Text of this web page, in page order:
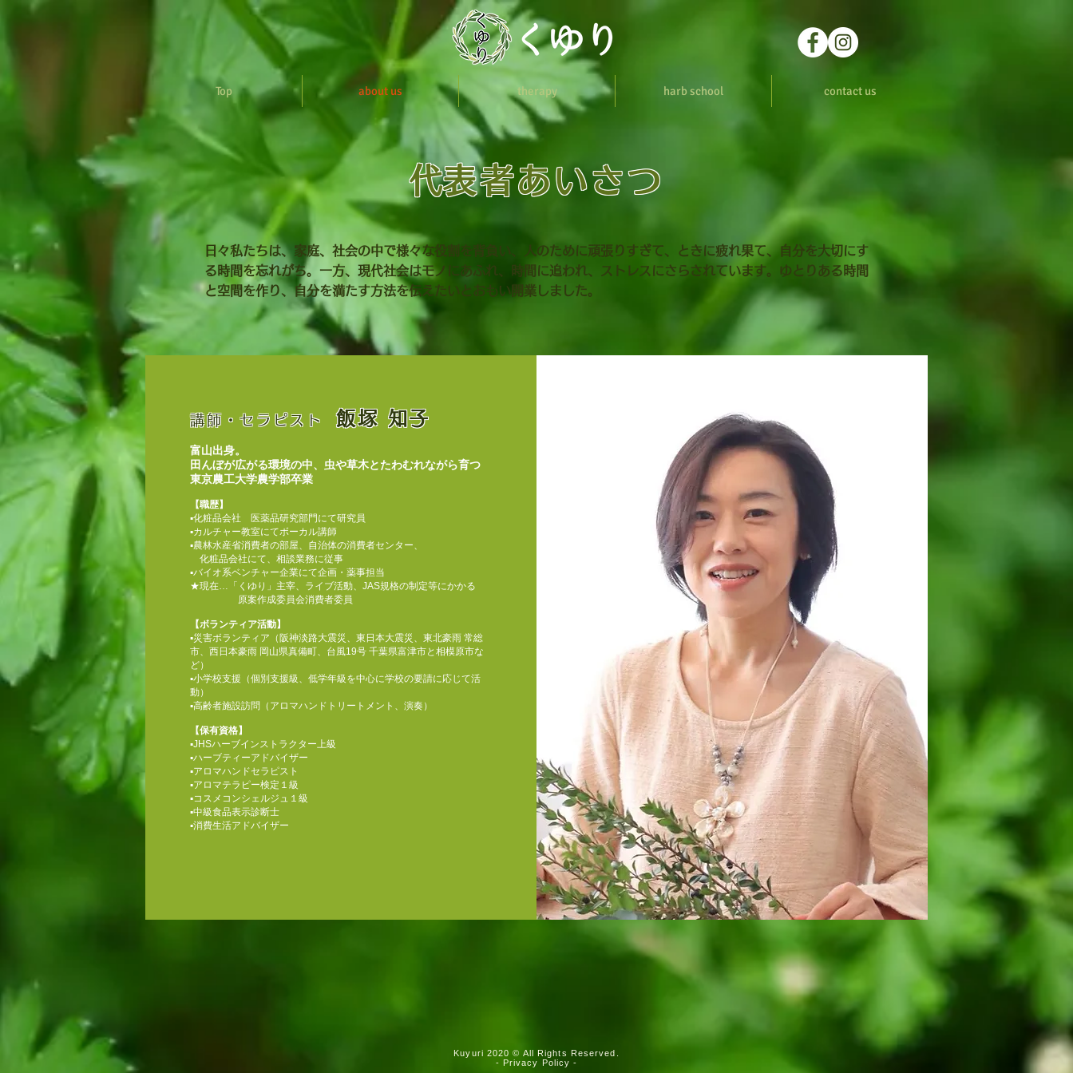
Top about us therapy harb school contact us
​代表者あいさつ
日々私たちは、家庭、社会の中で様々な役割を背負い、人のために頑張りすぎて、ときに疲れ果て、自分を大切にす
る時間を忘れがち。一方、現代社会はモノにあふれ、時間に追われ、ストレスにさらされています。ゆとりある時間
と空間を作り、自分を満たす方法を伝えたいとおもい開業しました。
講師・セラピスト 飯塚 知子
富山出身。​
田んぼが広がる環境の中、虫や草木とたわむれながら育つ​
東京農工大学農学部卒業​
【職歴】​
▪︎化粧品会社 医薬品研究部門にて研究員​
▪︎カルチャー教室にてボーカル講師​
▪︎農林水産省消費者の部屋、自治体の消費者センター、
化粧品会社にて、相談業務に従事
​▪︎バイオ系ベンチャー企業にて企画・薬事担当​
★現在…「くゆり」主宰、ライブ活動、JAS規格の制定等にかかる
原案作成委員会消費者委員​
【ボランティア活動】​
▪︎災害ボランティア（阪神淡路大震災、東日本大震災、東北豪雨 常総
市、西日本豪雨 岡山県真備町、台風19号 千葉県富津市と相模原市な
ど）​
▪︎小学校支援（個別支援級、低学年級を中心に学校の要請に応じて活
動）​
▪︎高齢者施設訪問（アロマハンドトリートメント、演奏）​
【保有資格】​
▪︎JHSハーブインストラクター上級
▪︎ハーブティーアドバイザー
▪︎アロマハンドセラピスト
▪︎アロマテラピー検定１級
▪︎コスメコンシェルジュ１級​
▪︎中級食品表示診断士
▪︎消費生活アドバイザー
Kuyuri 2020 © All Rights Reserved.
- Privacy Policy -